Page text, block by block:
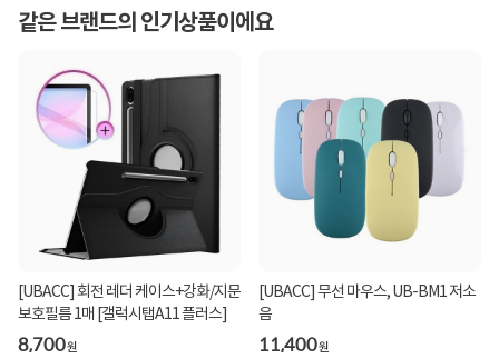
같은 브랜드의 인기상품이에요
[UBACC] 회전 레더 케이스+강화/지문
보호필름 1매 [갤럭시탭A11 플러스]
8,700원
[UBACC] 무선 마우스, UB-BM1 저소
음
11,400원